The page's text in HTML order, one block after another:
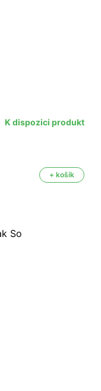
K dispozici produkt
+ košík